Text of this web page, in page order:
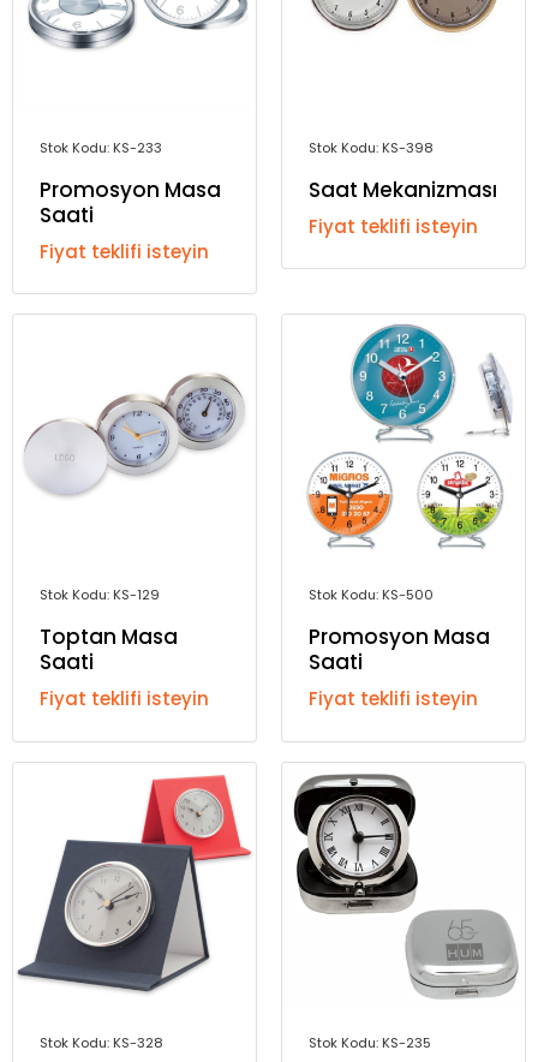
Stok Kodu: KS-233
Promosyon Masa
Saati
Fiyat teklifi isteyin
Stok Kodu: KS-398
Saat Mekanizması
Fiyat teklifi isteyin
Stok Kodu: KS-129
Toptan Masa
Saati
Fiyat teklifi isteyin
Stok Kodu: KS-500
Promosyon Masa
Saati
Fiyat teklifi isteyin
Stok Kodu: KS-328 Stok Kodu: KS-235